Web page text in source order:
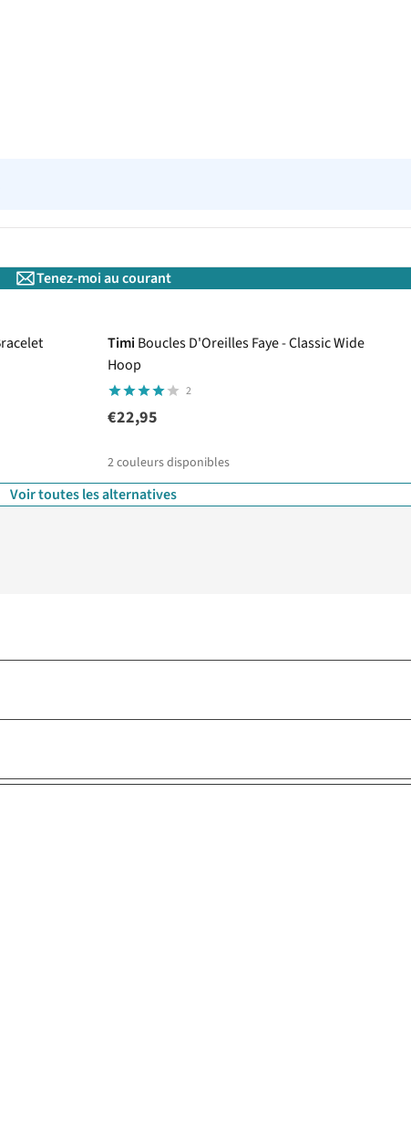
Tenez-moi au courant
TimiBoucles D'Oreilles Faye - Classic Wide
Hoop
2
€22,95
2couleurs disponibles
Voir toutes les alternatives